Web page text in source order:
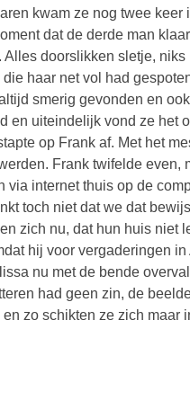
kwam ze nog twee keer
dat de derde man
doorslikken sletje, niks
haar net vol had
smerig gevonden en
en uiteindelijk vond ze het
op Frank af. Met het
Frank twifelde even,
via internet thuis op de
toch niet dat we dat
zich nu, dat hun huis niet
hij voor vergaderingen in
nu met de bende
had geen zin, de
zo schikten ze zich maar